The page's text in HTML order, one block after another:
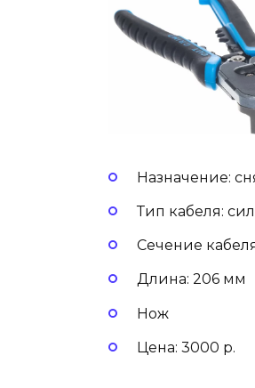
Назначение:
Тип кабеля:
Сечение
Длина: 206 мм
Нож
Цена: 3000 р.